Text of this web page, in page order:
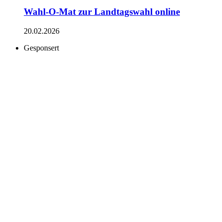
Wahl-O-Mat zur Landtagswahl online
20.02.2026
Gesponsert